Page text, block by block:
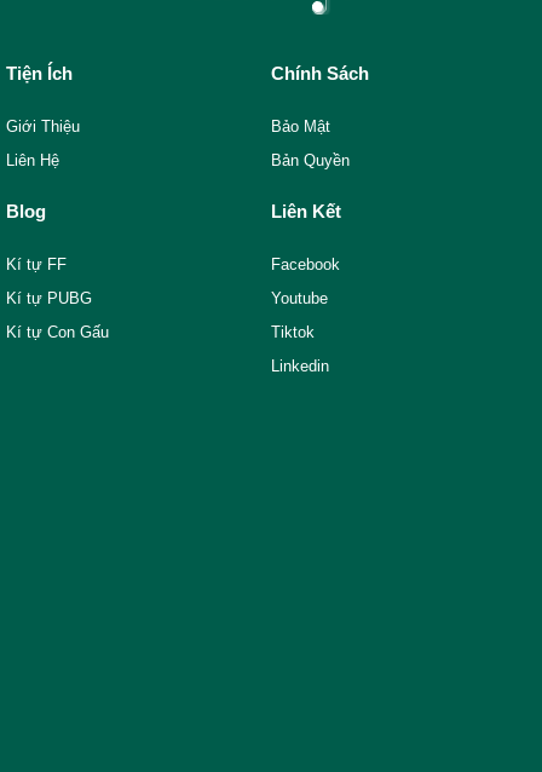
Tiện Ích
Giới Thiệu
Liên Hệ
Chính Sách
Bảo Mật
Bản Quyền
Blog
Kí tự FF
Kí tự PUBG
Kí tự Con Gấu
Liên Kết
Facebook
Youtube
Tiktok
Linkedin